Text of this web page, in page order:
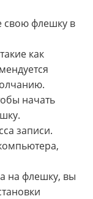
свою флешку в
как
начать
записи.
на флешку, вы